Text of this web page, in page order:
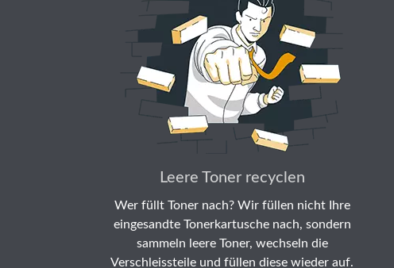
Leere Toner recyclen
Wer füllt Toner nach? Wir füllen nicht Ihre
eingesandte Tonerkartusche nach, sondern
sammeln leere Toner, wechseln die
Verschleissteile und füllen diese wieder auf.